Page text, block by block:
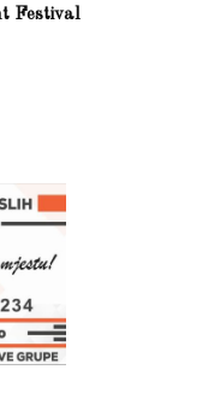
Festival